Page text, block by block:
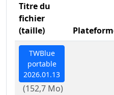
Titre du
fichier
(taille)
TWBlue
portable
2026.01.13
(152,7 Mo)